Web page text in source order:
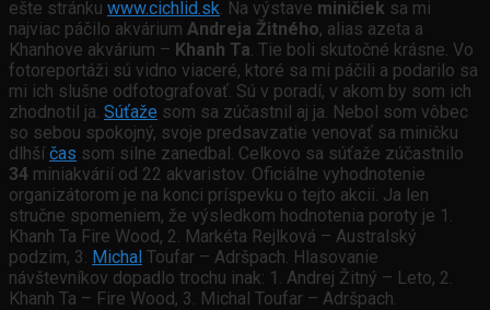
ešte stránku www.cichlid.sk. Na výstave miničiek sa mi
najviac páčilo akvárium Andreja Žitného, alias azeta a
Khanhove akvárium – Khanh Ta. Tie boli skutočné krásne. Vo
fotoreportáži sú vidno viaceré, ktoré sa mi páčili a podarilo sa
mi ich slušne odfotografovať. Sú v poradí, v akom by som ich
zhodnotil ja. Súťaže som sa zúčastnil aj ja. Nebol som vôbec
so sebou spokojný, svoje predsavzatie venovať sa miničku
dlhší čas som silne zanedbal. Celkovo sa súťaže zúčastnilo
34 miniakvárií od 22 akvaristov. Oficiálne vyhodnotenie
organizátorom je na konci príspevku o tejto akcii. Ja len
stručne spomeniem, že výsledkom hodnotenia poroty je 1.
Khanh Ta Fire Wood, 2. Markéta Rejlková – Australský
podzim, 3. Michal Toufar – Adršpach. Hlasovanie
návštevníkov dopadlo trochu inak: 1. Andrej Žitný – Leto, 2.
Khanh Ta – Fire Wood, 3. Michal Toufar – Adršpach.